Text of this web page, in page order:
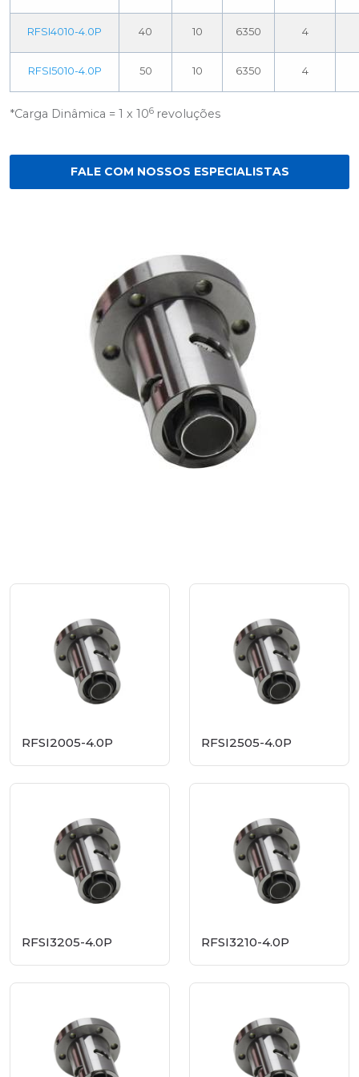
RFSI4010-4.0P 40 10 6350 4
RFSI5010-4.0P 50 10 6350 4
*Carga Dinâmica = 1 x 106 revoluções
FALE COM NOSSOS ESPECIALISTAS
RFSI2005-4.0P RFSI2505-4.0P
RFSI3205-4.0P RFSI3210-4.0P